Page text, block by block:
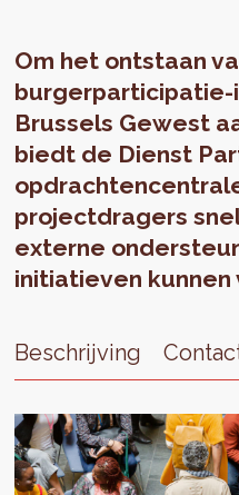
Om het ontstaan
Brussels Gewest
biedt de Dienst
projectdragers
externe
initiatieven kunnen
Beschrijving